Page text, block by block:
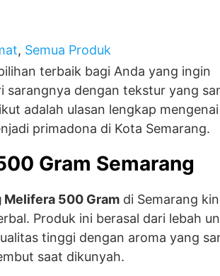
, Semua Produk
terbaik bagi Anda yang ingin
sarangnya dengan tekstur yang
adalah ulasan lengkap mengenai
primadona di Kota Semarang.
Gram Semarang
Melifera 500 Gram di Semarang
Produk ini berasal dari lebah
tinggi dengan aroma yang
saat dikunyah.